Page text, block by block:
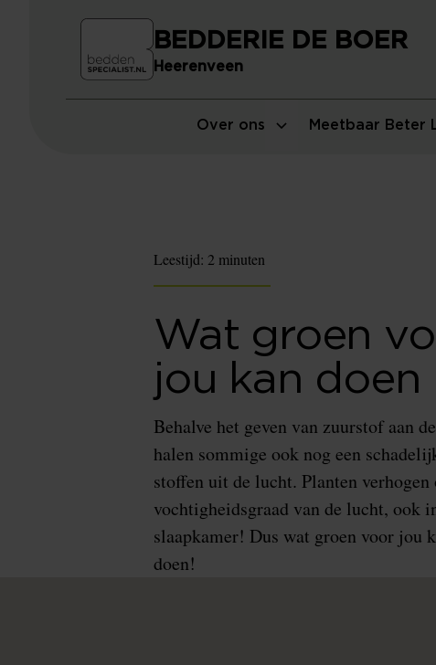
Over ons Meetbaar Beter
BEDDERIE DE BOER
Heerenveen
Leestijd: 2 minuten
Wat groen
jou kan doen
Behalve het geven van zuurstof aan
halen sommige ook nog een
stoffen uit de lucht. Planten verhogen
vochtigheidsgraad van de lucht, ook
slaapkamer! Dus wat groen voor jou
doen!